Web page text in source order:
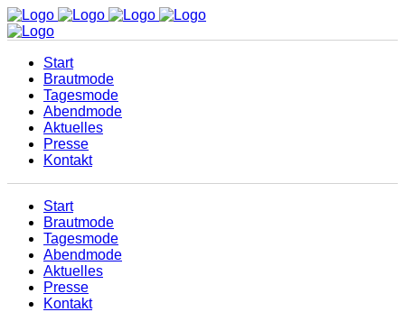
Start
Brautmode
Tagesmode
Abendmode
Aktuelles
Presse
Kontakt
Start
Brautmode
Tagesmode
Abendmode
Aktuelles
Presse
Kontakt